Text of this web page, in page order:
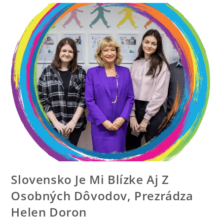
Slovensko Je Mi Blízke Aj Z
Osobných Dôvodov, Prezrádza
Helen Doron